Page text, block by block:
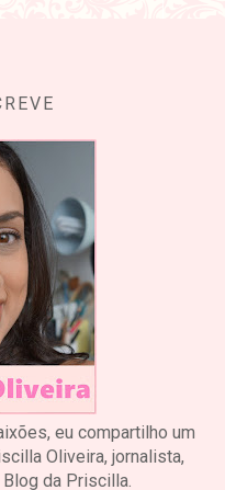
eu compartilho um
Oliveira, jornalista,
da Priscilla.